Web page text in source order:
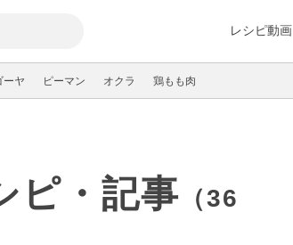
レシピ動画
ーヤ ピーマン オクラ 鶏もも肉
ピ・記事 （36